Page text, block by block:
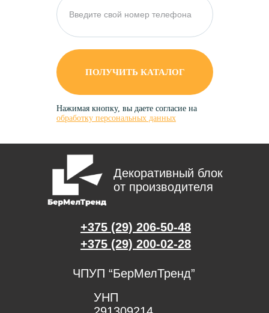
ПОЛУЧИТЬ КАТАЛОГ
Нажимая кнопку, вы даете согласие на
обработку персональных данных
Декоративный блок
от производителя
ЧПУП “БерМелТренд”
УНП
+375 (29) 200-02-28
+375 (29) 206-50-48